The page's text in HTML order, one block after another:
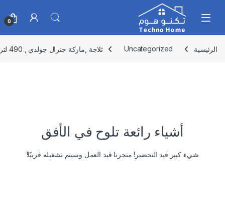
Skip to navigation
Skip to content
0
الرئيسية Uncategorized ثلاجة ,ماركة جنرال جولدي , 490 لتر 16.9 قدم بابين ,GR490NF
أشياء رائعة تلوح في الأفق
شيء كبير قيد التحضير! متجرنا قيد العمل وسيتم تشغيله قريبًا!